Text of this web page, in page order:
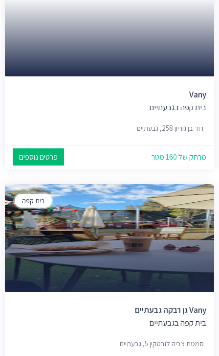
Vany
בית קפה בגבעתיים
דוד בן גוריון 258, גבעתיים
מרחק של 160 מטר פרטים נוספים
בית קפה
Vany גן רבקה גבעתיים
בית קפה בגבעתיים
סמטת צביה לובטקין 5, גבעתיים